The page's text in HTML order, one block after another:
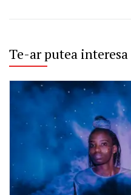
Te-ar putea interesa